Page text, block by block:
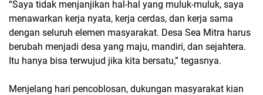
“Saya tidak menjanjikan hal-hal yang muluk-muluk, saya
menawarkan kerja nyata, kerja cerdas, dan kerja sama
dengan seluruh elemen masyarakat. Desa Sea Mitra harus
berubah menjadi desa yang maju, mandiri, dan sejahtera.
Itu hanya bisa terwujud jika kita bersatu,” tegasnya.
Menjelang hari pencoblosan, dukungan masyarakat kian